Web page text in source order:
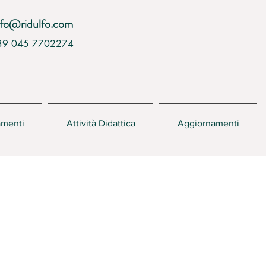
045 7702274
Attività Didattica Aggiornamenti